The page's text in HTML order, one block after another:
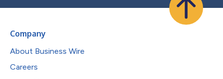
Company
About Business Wire
Careers